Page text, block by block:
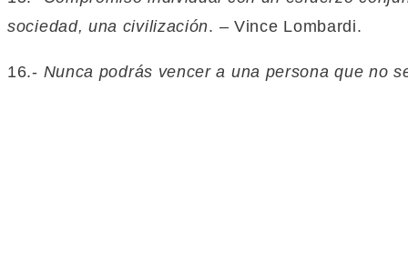
sociedad, una civilización. – Vince Lombardi.
16.- Nunca podrás vencer a una persona que no